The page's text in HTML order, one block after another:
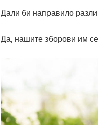
Дали би направило
Да, нашите зборови им